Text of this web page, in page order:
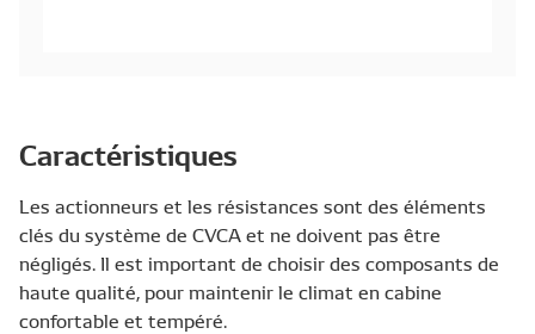
Caractéristiques
Les actionneurs et les résistances sont des éléments
clés du système de CVCA et ne doivent pas être
négligés. Il est important de choisir des composants de
haute qualité, pour maintenir le climat en cabine
confortable et tempéré.